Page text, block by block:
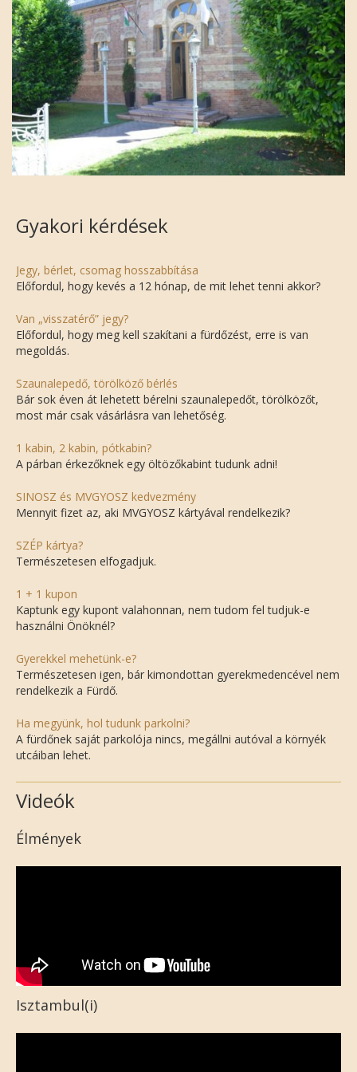
Gyakori kérdések
Jegy, bérlet, csomag hosszabbítása
Előfordul, hogy kevés a 12 hónap, de mit lehet tenni akkor?
Van „visszatérő” jegy?
Előfordul, hogy meg kell szakítani a fürdőzést, erre is van
megoldás.
Szaunalepedő, törölköző bérlés
Bár sok éven át lehetett bérelni szaunalepedőt, törölközőt,
most már csak vásárlásra van lehetőség.
1 kabin, 2 kabin, pótkabin?
A párban érkezőknek egy öltözőkabint tudunk adni!
SINOSZ és MVGYOSZ kedvezmény
Mennyit fizet az, aki MVGYOSZ kártyával rendelkezik?
SZÉP kártya?
Természetesen elfogadjuk.
1 + 1 kupon
Kaptunk egy kupont valahonnan, nem tudom fel tudjuk-e
használni Önöknél?
Gyerekkel mehetünk-e?
Természetesen igen, bár kimondottan gyerekmedencével nem
rendelkezik a Fürdő.
Ha megyünk, hol tudunk parkolni?
A fürdőnek saját parkolója nincs, megállni autóval a környék
utcáiban lehet.
Videók
Élmények
Isztambul(i)